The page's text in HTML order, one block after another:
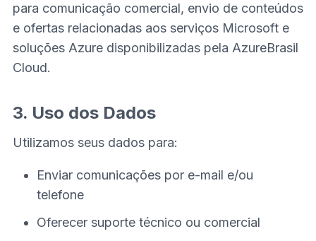
para comunicação comercial, envio de conteúdos
e ofertas relacionadas aos serviços Microsoft e
soluções Azure disponibilizadas pela AzureBrasil
Cloud.
3. Uso dos Dados
Utilizamos seus dados para:
Enviar comunicações por e-mail e/ou
telefone
Oferecer suporte técnico ou comercial